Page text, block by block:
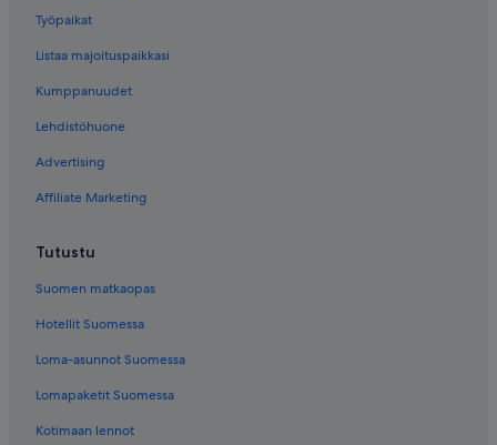
Työpaikat
Listaa majoituspaikkasi
Kumppanuudet
Lehdistöhuone
Advertising
Affiliate Marketing
Tutustu
Suomen matkaopas
Hotellit Suomessa
Loma-asunnot Suomessa
Lomapaketit Suomessa
Kotimaan lennot